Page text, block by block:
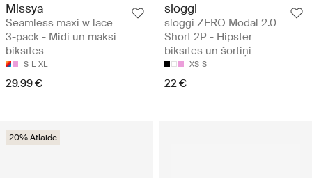
Missya
Seamless maxi w lace
3-pack - Midi un maksi
biksītes
S L XL
29.99 €
sloggi
sloggi ZERO Modal 2.0
Short 2P - Hipster
biksītes un šortiņi
XS S
22 €
20% Atlaide